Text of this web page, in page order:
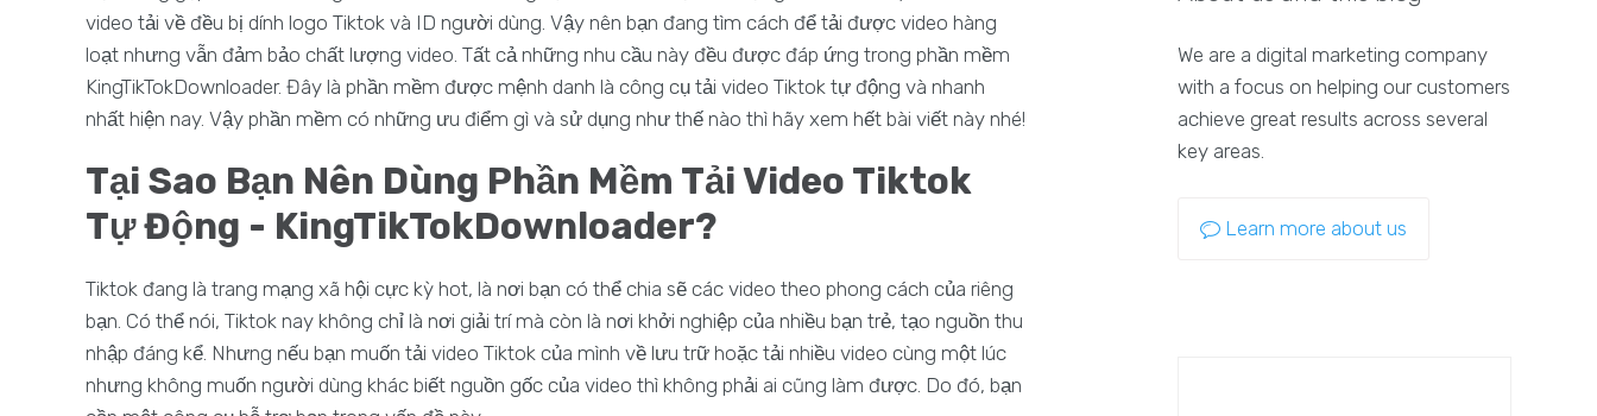
video tải về đều bị dính logo Tiktok và ID người dùng. Vậy nên bạn đang tìm cách để tải được video hàng
loạt nhưng vẫn đảm bảo chất lượng video. Tất cả những nhu cầu này đều được đáp ứng trong phần mềm
KingTikTokDownloader. Đây là phần mềm được mệnh danh là công cụ tải video Tiktok tự động và nhanh
nhất hiện nay. Vậy phần mềm có những ưu điểm gì và sử dụng như thế nào thì hãy xem hết bài viết này nhé!
Tại Sao Bạn Nên Dùng Phần Mềm Tải Video Tiktok
Tự Động - KingTikTokDownloader?
Tiktok đang là trang mạng xã hội cực kỳ hot, là nơi bạn có thể chia sẽ các video theo phong cách của riêng
bạn. Có thể nói, Tiktok nay không chỉ là nơi giải trí mà còn là nơi khởi nghiệp của nhiều bạn trẻ, tạo nguồn thu
nhập đáng kể. Nhưng nếu bạn muốn tải video Tiktok của mình về lưu trữ hoặc tải nhiều video cùng một lúc
nhưng không muốn người dùng khác biết nguồn gốc của video thì không phải ai cũng làm được. Do đó, bạn
We are a digital marketing company
with a focus on helping our customers
achieve great results across several
key areas.
Learn more about us